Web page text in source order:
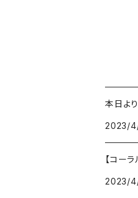
本日よ
2023/
【コー
2023/